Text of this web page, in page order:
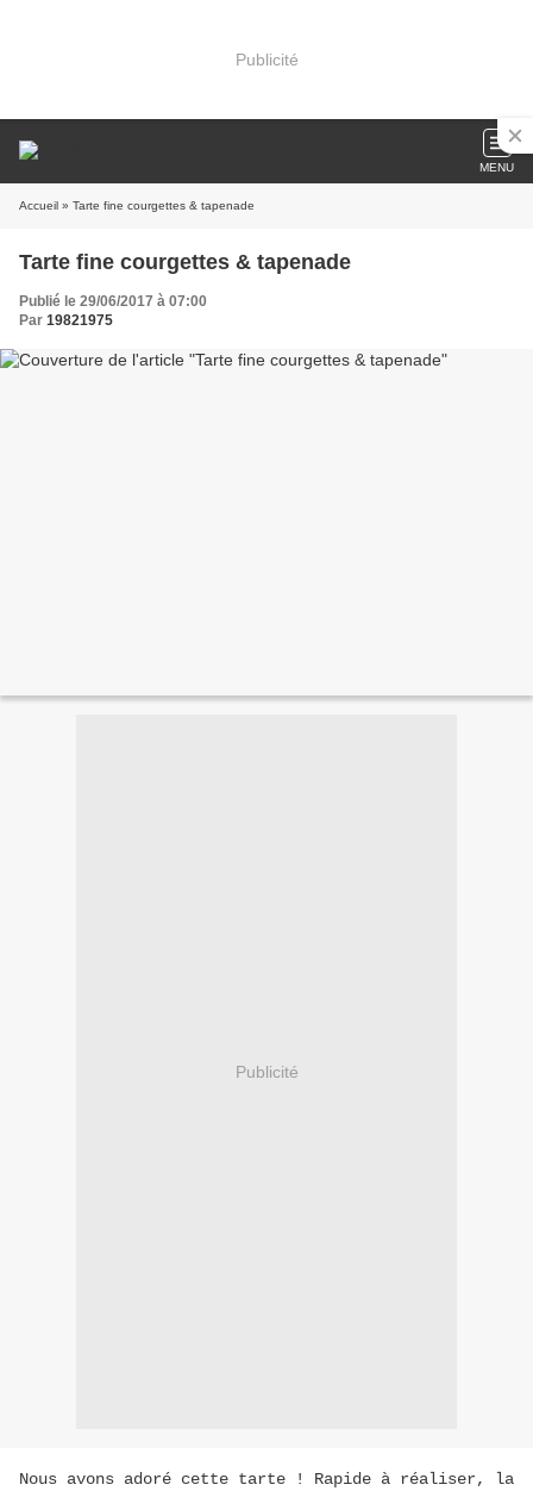
Publicité
MENU
Accueil » Tarte fine courgettes & tapenade
Tarte fine courgettes & tapenade
Publié le 29/06/2017 à 07:00
Par 19821975
Publicité
Nous avons adoré cette tarte ! Rapide à réaliser, la